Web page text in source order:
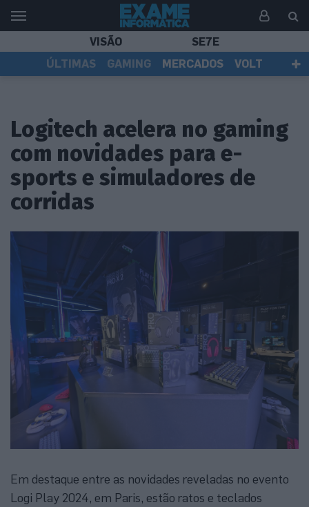
VISÃO
SE7E
ÚLTIMAS
GAMING MERCADOS
VOLT
Logitech acelera no gaming
com novidades para e-
sports e simuladores de
corridas
Em destaque entre as novidades reveladas no evento
Logi Play 2024, em Paris, estão ratos e teclados